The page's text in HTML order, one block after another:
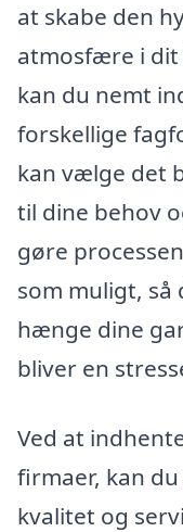
at skabe den
atmosfære i dit
kan du nemt
forskellige
kan vælge det
til dine behov
gøre
som muligt,
hænge dine
bliver en
Ved at
firmaer, kan
kvalitet og